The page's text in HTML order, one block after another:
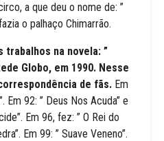
a que deu o nome de: ”
o palhaço Chimarrão.
trabalhos na novela: ”
Globo, em 1990. Nesse
de fãs. Em
Em 92: ” Deus Nos Acuda” e
Em 96, fez: ” O Rei do
Em 99: ” Suave Veneno”.